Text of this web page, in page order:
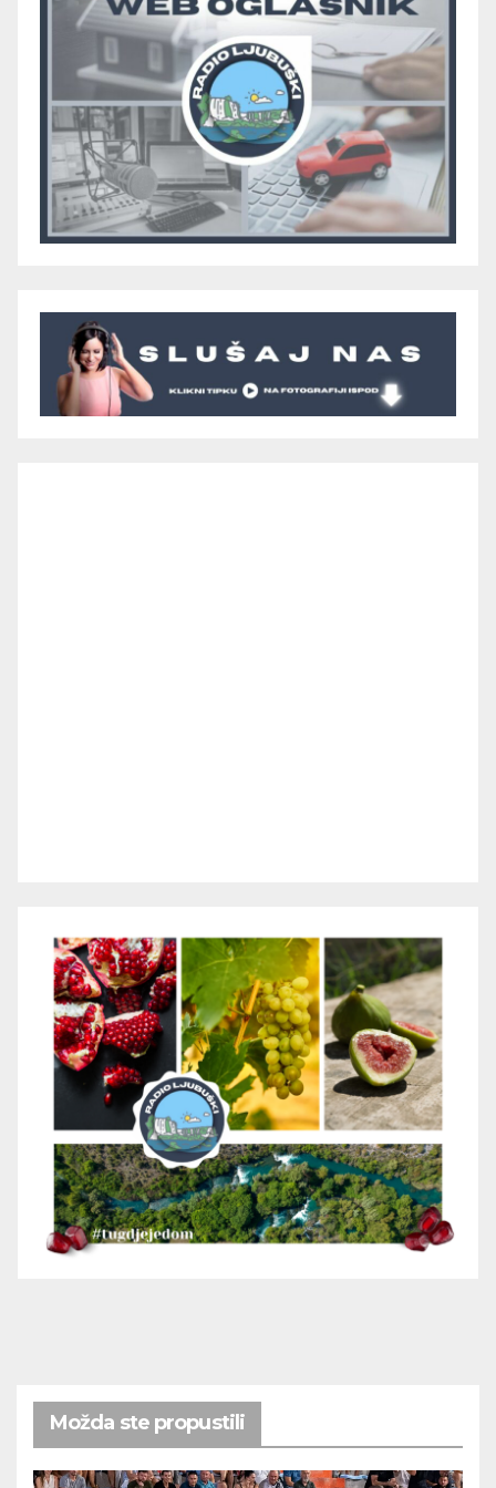
Možda ste propustili